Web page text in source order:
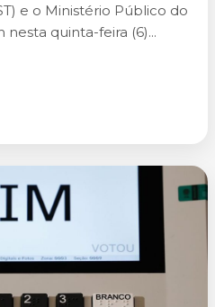
e o Ministério Público do
nesta quinta-feira (6)...